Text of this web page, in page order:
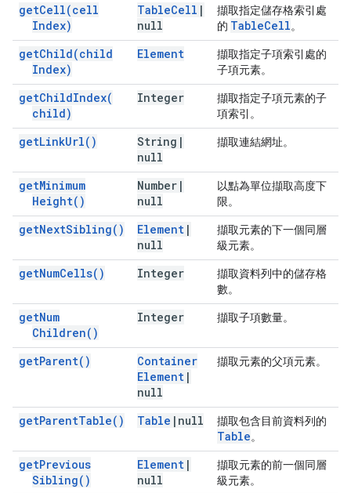
getCell(cell
Index)
TableCell |
null
擷取指定儲存格索引處
的 TableCell。
getChild(child
Index)
Element
擷取指定子項索引處的
子項元素。
getChildIndex(
child)
Integer
擷取指定子項元素的子
項索引。
getLinkUrl( ) String |
null
擷取連結網址。
getMinimum
Height( )
Number |
null
以點為單位擷取高度下
限。
getNextSibling( ) Element |
null
擷取元素的下一個同層
級元素。
getNumCells( ) Integer
擷取資料列中的儲存格
數。
getNum
Children( )
Integer 擷取子項數量。
getParent( )
Container
Element |
null
擷取元素的父項元素。
getParentTable( ) Table | null 擷取包含目前資料列的
Table。
getPrevious
Sibling( )
Element |
null
擷取元素的前一個同層
級元素。